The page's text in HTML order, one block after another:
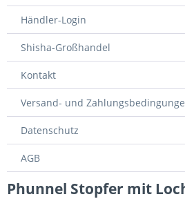
Händler-Login
Shisha-Großhandel
Kontakt
Versand- und
Datenschutz
AGB
Phunnel Stopfer mit